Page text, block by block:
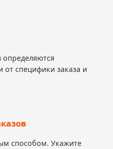
от специфики заказа и
способом. Укажите